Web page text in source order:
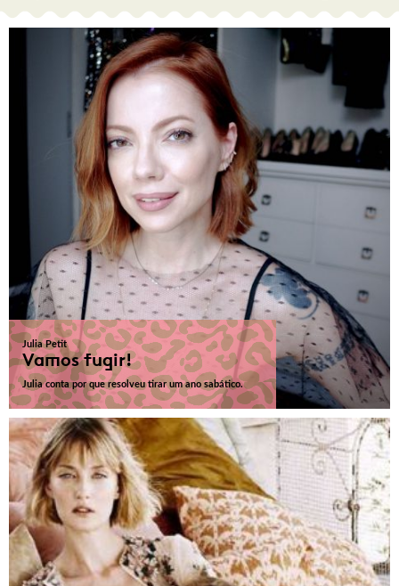
Julia Petit
Vamos fugir!
Julia conta por que resolveu tirar um ano sabático.